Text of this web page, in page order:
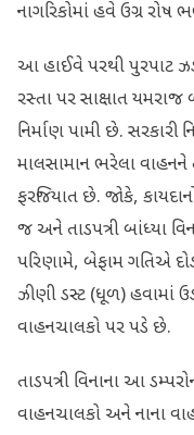
નાગરિકોમાં હવે ઉગ્ર રોષ
આ હાઈવે પરથી પુરપાટ
રસ્તા પર સાક્ષાત યમરાજ
નિર્માણ પામી છે.
માલસામાન ભરેલા
ફરજિયાત છે. જોકે,
જ અને તાડપત્રી બાંધ્યા
પરિણામે, બેફામ ગતિએ
ઝીણી ડસ્ટ (ધૂળ) હવામાં
વાહનચાલકો પર પડે છે.
તાડપત્રી વિનાના આ
વાહનચાલકો અને નાના